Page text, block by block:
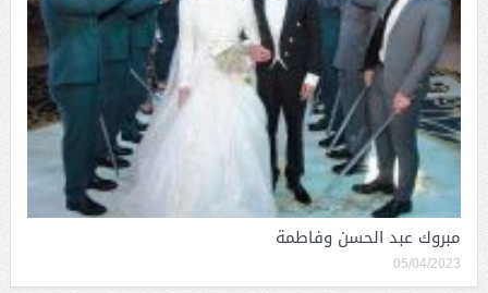
مبروك عبد الحسن وفاطمة
05/04/2023